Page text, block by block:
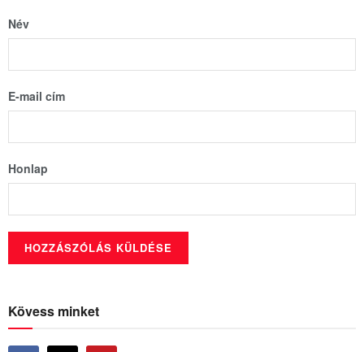
Név
E-mail cím
Honlap
Kövess minket